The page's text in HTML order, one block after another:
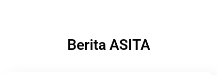
Berita ASITA